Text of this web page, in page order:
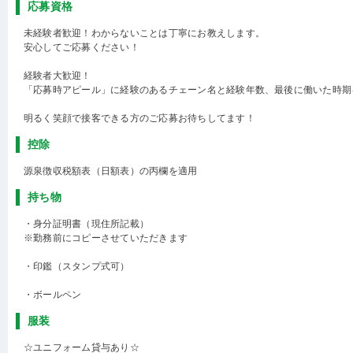
応募資格
未経験者歓迎！わからないことは丁寧にお教えします。
安心してご応募ください！
経験者大歓迎！
「応募時アピール」に経験のあるチェーン名と経験年数、最後に働いた時
明るく笑顔で接客できる方のご応募お待ちしてます！
控除
源泉徴収税額表（日額表）の丙欄を適用
持ち物
・身分証明書（現住所記載）
※勤務前にコピーさせていただきます
・印鑑（スタンプ式可）
・ボールペン
服装
☆ユニフォーム貸与あり☆